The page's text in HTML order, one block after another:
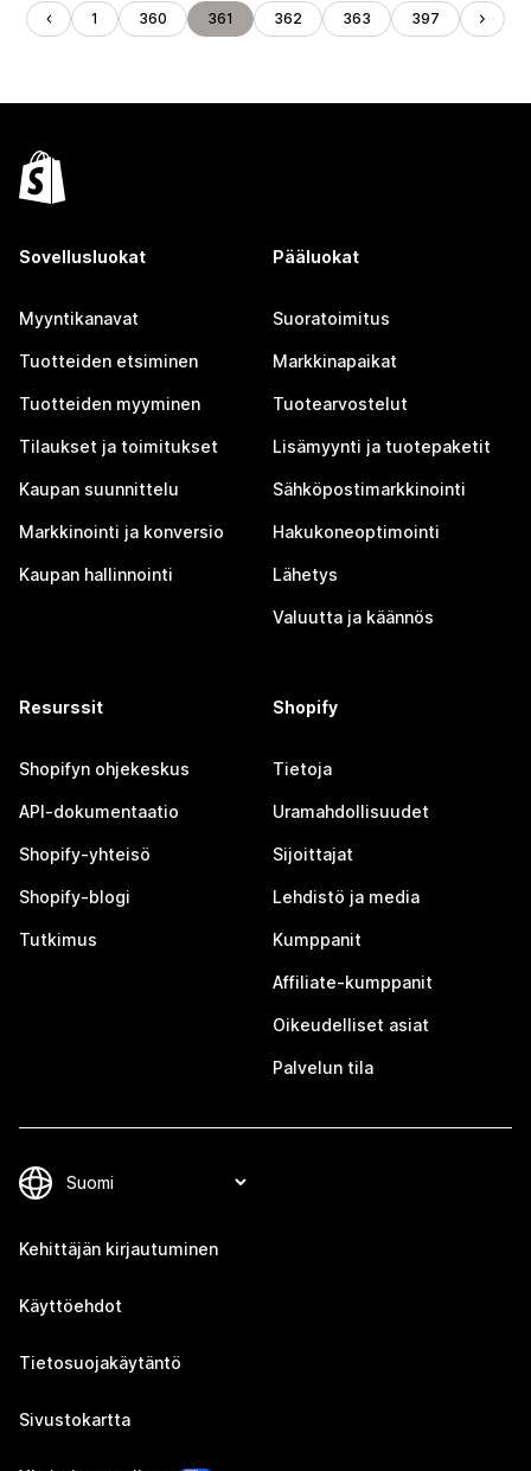
1 360 361 362 363 397
Sovellusluokat
Myyntikanavat
Tuotteiden etsiminen
Tuotteiden myyminen
Tilaukset ja toimitukset
Kaupan suunnittelu
Markkinointi ja konversio
Kaupan hallinnointi
Pääluokat
Suoratoimitus
Markkinapaikat
Tuotearvostelut
Lisämyynti ja tuotepaketit
Sähköpostimarkkinointi
Hakukoneoptimointi
Lähetys
Valuutta ja käännös
Resurssit
Shopifyn ohjekeskus
API-dokumentaatio
Shopify-yhteisö
Shopify-blogi
Tutkimus
Shopify
Tietoja
Uramahdollisuudet
Sijoittajat
Lehdistö ja media
Kumppanit
Affiliate-kumppanit
Oikeudelliset asiat
Palvelun tila
Kehittäjän kirjautuminen
Käyttöehdot
Tietosuojakäytäntö
Sivustokartta